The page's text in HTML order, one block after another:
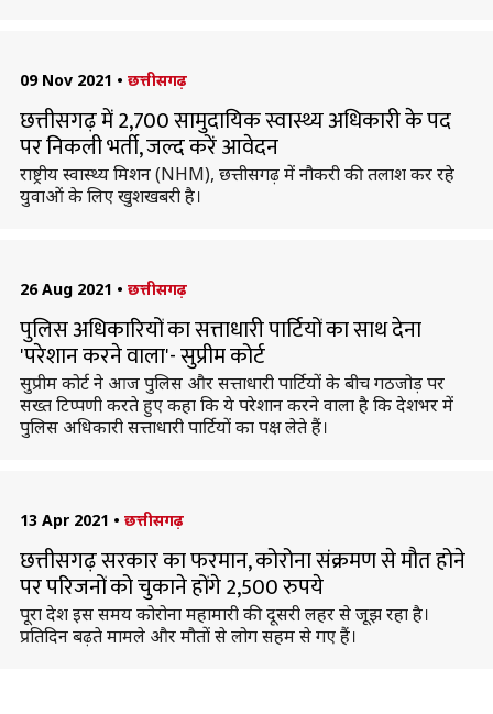
09 Nov 2021 • छत्तीसगढ़
छत्तीसगढ़ में 2,700 सामुदायिक स्वास्थ्य अधिकारी के पद
पर निकली भर्ती, जल्द करें आवेदन
राष्ट्रीय स्वास्थ्य मिशन (NHM), छत्तीसगढ़ में नौकरी की तलाश कर रहे
युवाओं के लिए खुशखबरी है।
26 Aug 2021 • छत्तीसगढ़
पुलिस अधिकारियों का सत्ताधारी पार्टियों का साथ देना
'परेशान करने वाला'- सुप्रीम कोर्ट
सुप्रीम कोर्ट ने आज पुलिस और सत्ताधारी पार्टियों के बीच गठजोड़ पर
सख्त टिप्पणी करते हुए कहा कि ये परेशान करने वाला है कि देशभर में
पुलिस अधिकारी सत्ताधारी पार्टियों का पक्ष लेते हैं।
13 Apr 2021 • छत्तीसगढ़
छत्तीसगढ़ सरकार का फरमान, कोरोना संक्रमण से मौत होने
पर परिजनों को चुकाने होंगे 2,500 रुपये
पूरा देश इस समय कोरोना महामारी की दूसरी लहर से जूझ रहा है।
प्रतिदिन बढ़ते मामले और मौतों से लोग सहम से गए हैं।